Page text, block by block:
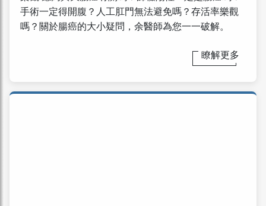
手術一定得開腹？人工肛門無法避免嗎？存活率樂觀
嗎？關於腸癌的大小疑問，余醫師為您一一破解。
瞭解更多